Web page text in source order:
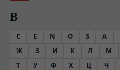
В
C E N O S А
Ж
З И К Л М
Т
У Ф Х Ц Ч